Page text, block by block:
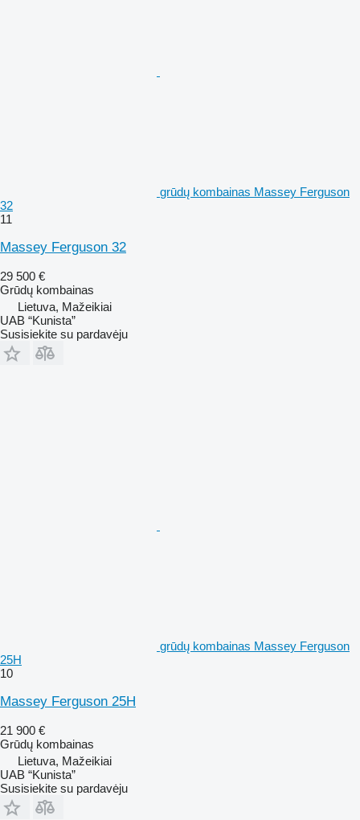
grūdų kombainas Massey Ferguson
32
11
Massey Ferguson 32
29 500 €
Grūdų kombainas
Lietuva, Mažeikiai
UAB “Kunista”
Susisiekite su pardavėju
grūdų kombainas Massey Ferguson
25H
10
Massey Ferguson 25H
21 900 €
Grūdų kombainas
Lietuva, Mažeikiai
UAB “Kunista”
Susisiekite su pardavėju